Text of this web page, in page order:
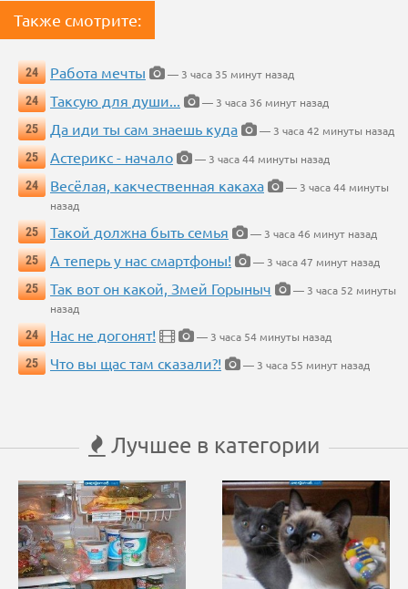
Также смотрите:
24 Работа мечты
— 3 часа 35 минут назад
24
Таксую для души...
— 3 часа 36 минут назад
25
Да иди ты сам знаешь куда
— 3 часа 42 минуты назад
25
Астерикс - начало
— 3 часа 44 минуты назад
24
Весёлая, какчественная какаха
— 3 часа 44 минуты
назад
25
Такой должна быть семья
— 3 часа 46 минут назад
25
А теперь у нас смартфоны!
— 3 часа 47 минут назад
25
Так вот он какой, Змей Горыныч
— 3 часа 52 минуты
назад
24
Нас не догонят!
— 3 часа 54 минуты назад
25
Что вы щас там сказали?! — 3 часа 55 минут назад
Лучшее в категории